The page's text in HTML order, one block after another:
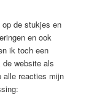
de stukjes en
en ook
ik toch een
website als
alle reacties mijn